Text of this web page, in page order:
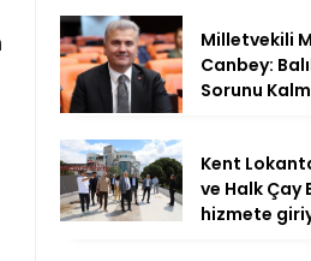
Milletvekili
Canbey:
Sorunu
Kent
ve Halk Çay
hizmete